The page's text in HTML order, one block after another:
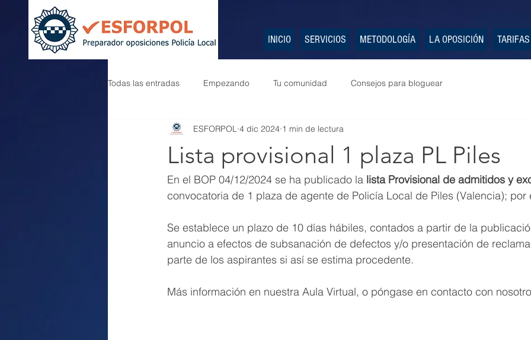
INICIO SERVICIOS METODOLOGÍA LA OPOSICIÓN TARIFAS
Todas las entradas Empezando Tu comunidad Consejos para bloguear
Lista provisional 1 plaza PL Piles
ESFORPOL 4 dic 2024 1 min de lectura
En el BOP 04/12/2024 se ha publicado la lista Provisional de admitidos y
convocatoria de 1 plaza de agente de Policía Local de Piles (Valencia); por
Se establece un plazo de 10 días hábiles, contados a partir de la
anuncio a efectos de subsanación de defectos y/o presentación de
parte de los aspirantes si así se estima procedente.
Más información en nuestra Aula Virtual, o póngase en contacto con